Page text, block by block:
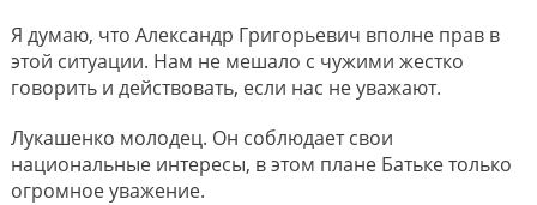
Я думаю, что Александр Григорьевич вполне прав в
этой ситуации. Нам не мешало с чужими жестко
говорить и действовать, если нас не уважают.
Лукашенко молодец. Он соблюдает свои
национальные интересы, в этом плане Батьке только
огромное уважение.